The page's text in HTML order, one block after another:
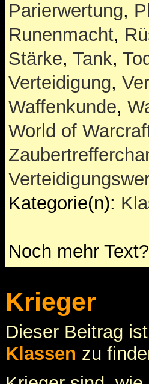
Parierwertung,
Runenmacht,
Stärke, Tank,
Verteidigung,
Waffenkunde,
World of
Kategorie(n):
Noch mehr
Krieger
Dieser Beitrag
Klassen zu